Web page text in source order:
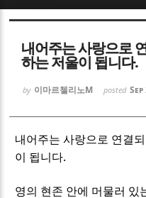
내어주는 사랑으로
하는 저울이 됩니다.
by 이마르첼리노M posted
내어주는 사랑으로 연결
이 됩니다.
영의 현존 안에 머물러 있